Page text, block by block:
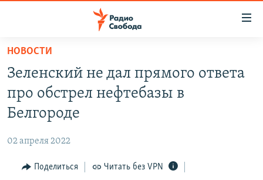
упрощенного
доступа
Вернуться
основному
Вернутся
ПОДКАСТЫ
АВТОРСКИЕ ПРОЕКТЫ
МНЕНИЯ
КУЛЬТУРА
НОВОСТИ
Зеленский не дал прямого ответа
про обстрел нефтебазы в
Белгороде
02 апреля 2022
Поделиться Читать без VPN